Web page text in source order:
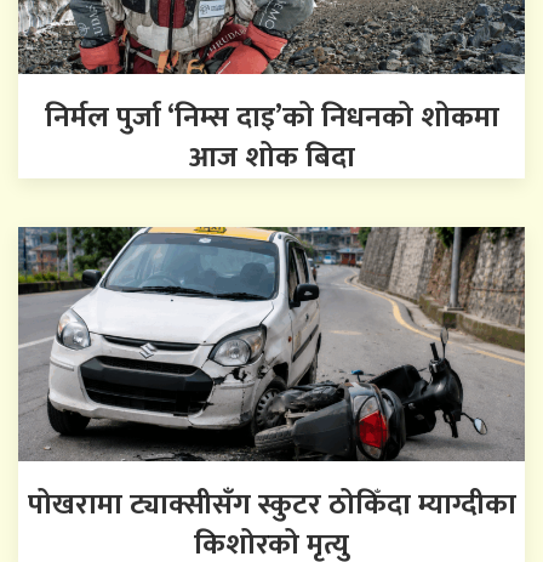
निर्मल पुर्जा ‘निम्स दाइ’को निधनको शोकमा
आज शोक बिदा
पोखरामा ट्याक्सीसँग स्कुटर ठोकिँदा म्याग्दीका
किशोरको मृत्यु